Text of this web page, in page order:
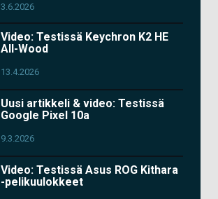
3.6.2026
Video: Testissä Keychron K2 HE
All-Wood
13.4.2026
Uusi artikkeli & video: Testissä
Google Pixel 10a
9.3.2026
Video: Testissä Asus ROG Kithara
-pelikuulokkeet